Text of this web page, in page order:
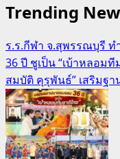
Trending
ร.ร.กีฬา จ.สุพรรณบุรี
36 ปี ชูเป็น “เบ้าหลอม
สมบัติ คุรุพันธ์” เสริมฐ